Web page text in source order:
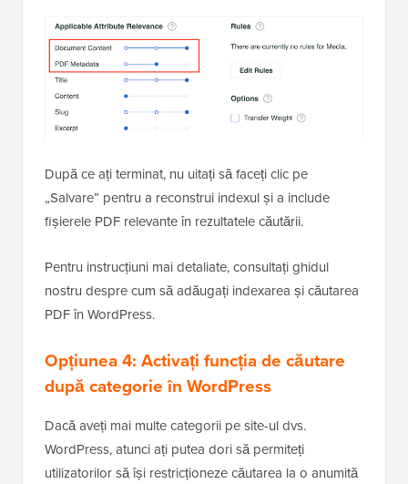
După ce ați terminat, nu uitați să faceți clic pe
„Salvare” pentru a reconstrui indexul și a include
fișierele PDF relevante în rezultatele căutării.
Pentru instrucțiuni mai detaliate, consultați ghidul
nostru despre cum să adăugați indexarea și căutarea
PDF în WordPress.
Opțiunea 4: Activați funcția de căutare
după categorie în WordPress
Dacă aveți mai multe categorii pe site-ul dvs.
WordPress, atunci ați putea dori să permiteți
utilizatorilor să își restricționeze căutarea la o anumită